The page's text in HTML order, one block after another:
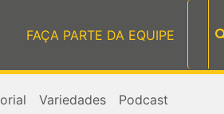
FAÇA PARTE DA EQUIPE
Variedades Podcast